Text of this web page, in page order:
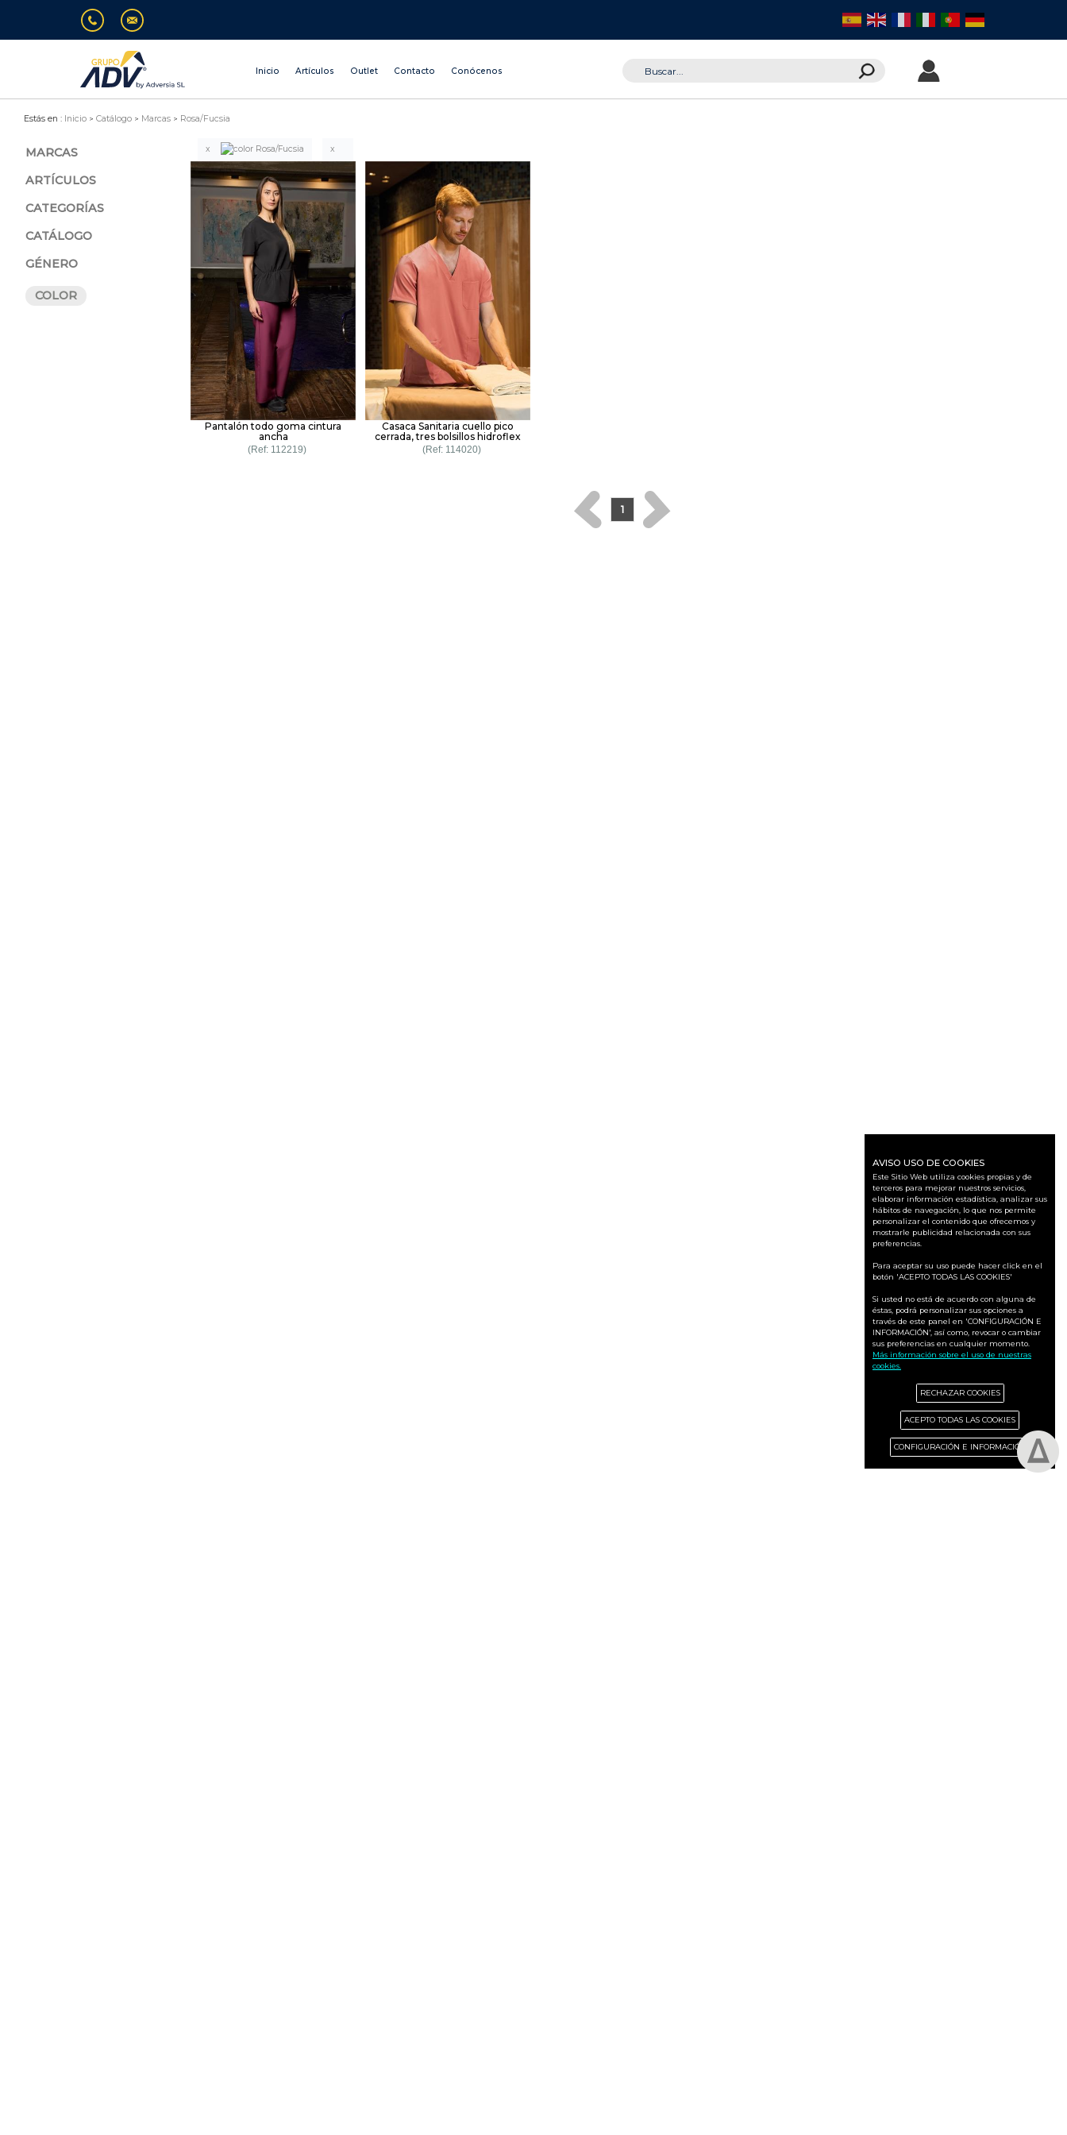
Inicio Artículos Outlet Contacto Conócenos
Estás en : Inicio Catálogo Marcas Rosa/Fucsia
MARCAS
ARTÍCULOS
CATEGORÍAS
CATÁLOGO
GÉNERO
COLOR
Pantalón todo goma cintura
ancha
112219
Casaca Sanitaria cuello pico
cerrada, tres bolsillos hidroflex
114020
1
AVISO USO DE COOKIES
Este Sitio Web utiliza cookies propias y de
terceros para mejorar nuestros servicios,
elaborar información estadística, analizar sus
hábitos de navegación, lo que nos permite
personalizar el contenido que ofrecemos y
mostrarle publicidad relacionada con sus
preferencias.
Para aceptar su uso puede hacer click en el
botón 'ACEPTO TODAS LAS COOKIES'
Si usted no está de acuerdo con alguna de
éstas, podrá personalizar sus opciones a
través de este panel en 'CONFIGURACIÓN E
INFORMACIÓN', así como, revocar o cambiar
sus preferencias en cualquier momento.
Más información sobre el uso de nuestras
cookies.
RECHAZAR COOKIES
ACEPTO TODAS LAS COOKIES
CONFIGURACIÓN E INFORMACIÓN